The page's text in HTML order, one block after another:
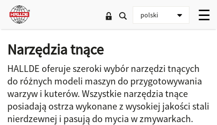
Narzędzia tnące
HALLDE oferuje szeroki wybór narzędzi tnących
do różnych modeli maszyn do przygotowywania
warzyw i kuterów. Wszystkie narzędzia tnące
posiadają ostrza wykonane z wysokiej jakości stali
nierdzewnej i pasują do mycia w zmywarkach.